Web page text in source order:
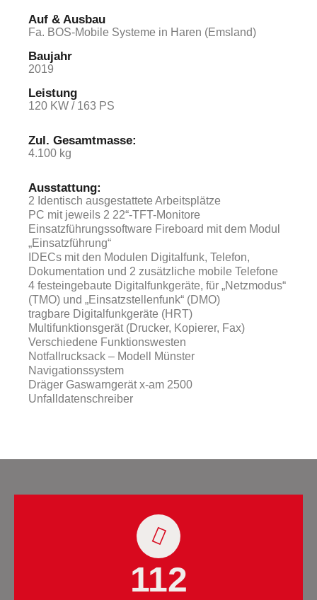
Auf & Ausbau
Fa. BOS-Mobile Systeme in Haren (Emsland)
Baujahr
2019
Leistung
120 KW / 163 PS
Zul. Gesamtmasse:
4.100 kg
Ausstattung:
2 Identisch ausgestattete Arbeitsplätze
PC mit jeweils 2 22“-TFT-Monitore
Einsatzführungssoftware Fireboard mit dem Modul
„Einsatzführung“
IDECs mit den Modulen Digitalfunk, Telefon,
Dokumentation und 2 zusätzliche mobile Telefone
4 festeingebaute Digitalfunkgeräte, für „Netzmodus“
(TMO) und „Einsatzstellenfunk“ (DMO)
tragbare Digitalfunkgeräte (HRT)
Multifunktionsgerät (Drucker, Kopierer, Fax)
Verschiedene Funktionswesten
Notfallrucksack – Modell Münster
Navigationssystem
Dräger Gaswarngerät x-am 2500
Unfalldatenschreiber
112